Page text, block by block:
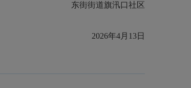
东街街道旗汛口社区
2026年4月13日